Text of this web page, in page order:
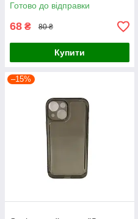
Готово до відправки
68 ₴ 80 ₴
Купити
–15%